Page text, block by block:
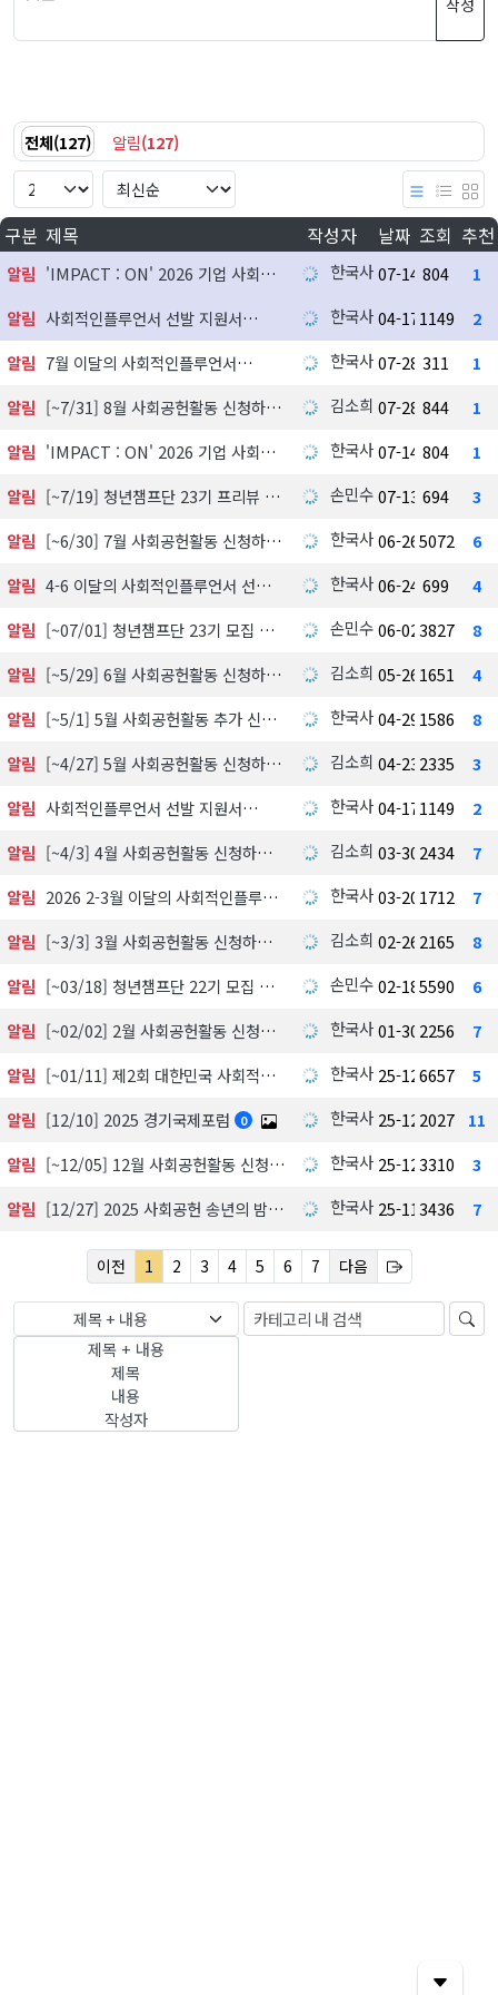
전체(127) 알림(127)
구분 제목 작성자 날짜 조회 추천
알림 'IMPACT : ON' 2026 기업 사회공헌 실천사례 발굴 지원사업 참여기업 모집 한국사회공헌협회
07-14 804
1
알림
사회적인플루언서 선발 지원서 한국사회공헌협회
04-17 1149
2
알림
7월 이달의 사회적인플루언서 한국사회공헌협회
07-28 311
1
알림
[~7/31] 8월 사회공헌활동 신청하기 김소희 07-28 844
1
알림
'IMPACT : ON' 2026 기업 사회공헌 실천사례 발굴 지원사업 참여기업 모집 한국사회공헌협회
07-14 804
1
알림
[~7/19] 청년챔프단 23기 프리뷰 신청하기 손민수07-13 694
3
알림
[~6/30] 7월 사회공헌활동 신청하기 한국사회공헌협회
06-26 5072
6
알림
4-6 이달의 사회적인플루언서 선정 발표 한국사회공헌협회
06-24 699
4
알림
[~07/01] 청년챔프단 23기 모집 中 손민수06-02 3827
8
알림
[~5/29] 6월 사회공헌활동 신청하기 김소희 05-26 1651
4
알림
[~5/1] 5월 사회공헌활동 추가 신청하기 한국사회공헌협회
04-29 1586
8
알림
[~4/27] 5월 사회공헌활동 신청하기 김소희 04-23 2335
3
알림
사회적인플루언서 선발 지원서 한국사회공헌협회
04-17 1149
2
알림
[~4/3] 4월 사회공헌활동 신청하기 김소희 03-30 2434
7
알림
2026 2-3월 이달의 사회적인플루언서 선정 발표 한국사회공헌협회
03-20 1712
7
알림
[~3/3] 3월 사회공헌활동 신청하기 김소희 02-26 2165
8
알림
[~03/18] 청년챔프단 22기 모집 中 손민수02-18 5590
6
알림
[~02/02] 2월 사회공헌활동 신청하기 한국사회공헌협회
01-30 2256
7
알림
[~01/11] 제2회 대한민국 사회적가치 시상식 수상 후보자 공모 및 심사 한국사회공헌협회
25-12-18
6657
5
알림 [12/10] 2025 경기국제포럼 0 한국사회공헌협회
25-12-03
2027
11
알림
[~12/05] 12월 사회공헌활동 신청하기 한국사회공헌협회
25-12-01
3310
3
알림
[12/27] 2025 사회공헌 송년의 밤, 포틀락파티 한국사회공헌협회
25-11-18
3436 7
이전 1 2 3 4 5 6 7 다음
제목 + 내용
제목 + 내용
제목
내용
작성자